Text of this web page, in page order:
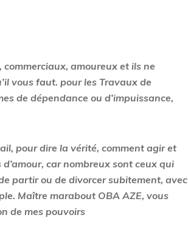
amoureux et ils ne
vous faut. pour les Travaux de
de dépendance ou d’impuissance,
pour dire la vérité, comment agir et
car nombreux sont ceux qui
partir ou de divorcer subitement, avec
Maître marabout OBA AZE, vous
de mes pouvoirs